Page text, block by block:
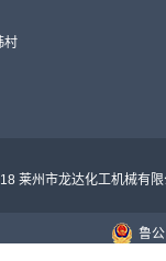
村
莱州市龙达化工机械有
鲁公